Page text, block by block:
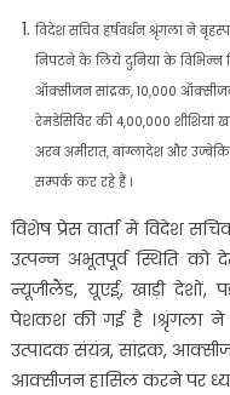
विदेश सचिव हर्षवर्धन श्रृंगला ने
निपटने के लिये दुनिया के विभिन्न
ऑक्सीजन सांद्रक, 10,000
रेमडेसिविर की 4,00,000 शीशियां
अरब अमीरात, बांग्लादेश और
सम्पर्क कर रहे हैं ।
विशेष प्रेस वार्ता में विदेश
उत्पन्न अभूतपूर्व स्थिति को
न्यूजीलैंड, यूएई्, खाड़ी देशों,
पेशकश की गई है ।श्रृंगला
उत्पादक संयंत्र, सांद्रक,
आक्सीजन हासिल करने पर